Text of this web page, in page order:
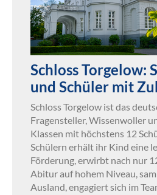
Schloss Torgelow:
und Schüler mit
Schloss Torgelow ist das
Fragensteller, Wissenwoller
Klassen mit höchstens 12
Schülern erhält ihr Kind eine
Förderung, erwirbt nach nur
Abitur auf hohem Niveau,
Ausland, engagiert sich im